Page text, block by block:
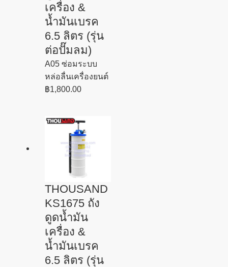
เครื่อง &
น้ำมันเบรค
6.5 ลิตร (รุ่น
ต่อปั๊มลม)
A05 ซ่อมระบบ
หล่อลื่นเครื่องยนต์
฿1,800.00
THOUSAND
KS1675 ถัง
ดูดน้ำมัน
เครื่อง &
น้ำมันเบรค
6.5 ลิตร (รุ่น